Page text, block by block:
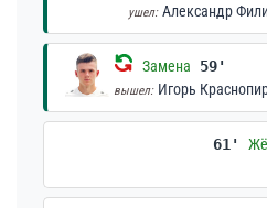
ушел: Александр
Замена 59'
вышел: Игорь
61'